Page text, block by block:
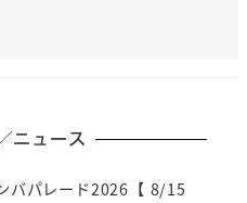
ニュース
バパレード2026【 8/15